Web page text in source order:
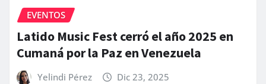
EVENTOS
Latido Music Fest cerró el año 2025 en
Cumaná por la Paz en Venezuela
Yelindi Pérez Dic 23, 2025